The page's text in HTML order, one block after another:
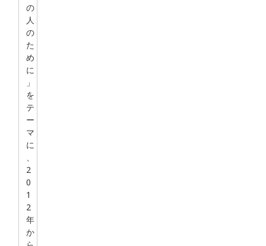
の
人
の
た
め
に
」
を
テ
ー
マ
に
、
2
0
1
2
年
か